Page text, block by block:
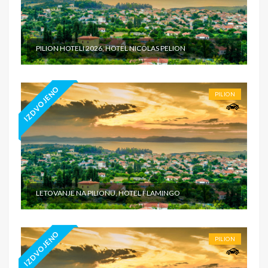
PILION HOTELI 2026, HOTEL NICOLAS PELION
IZDVOJENO PILION
LETOVANJE NA PILIONU, HOTEL FLAMINGO
IZDVOJENO PILION